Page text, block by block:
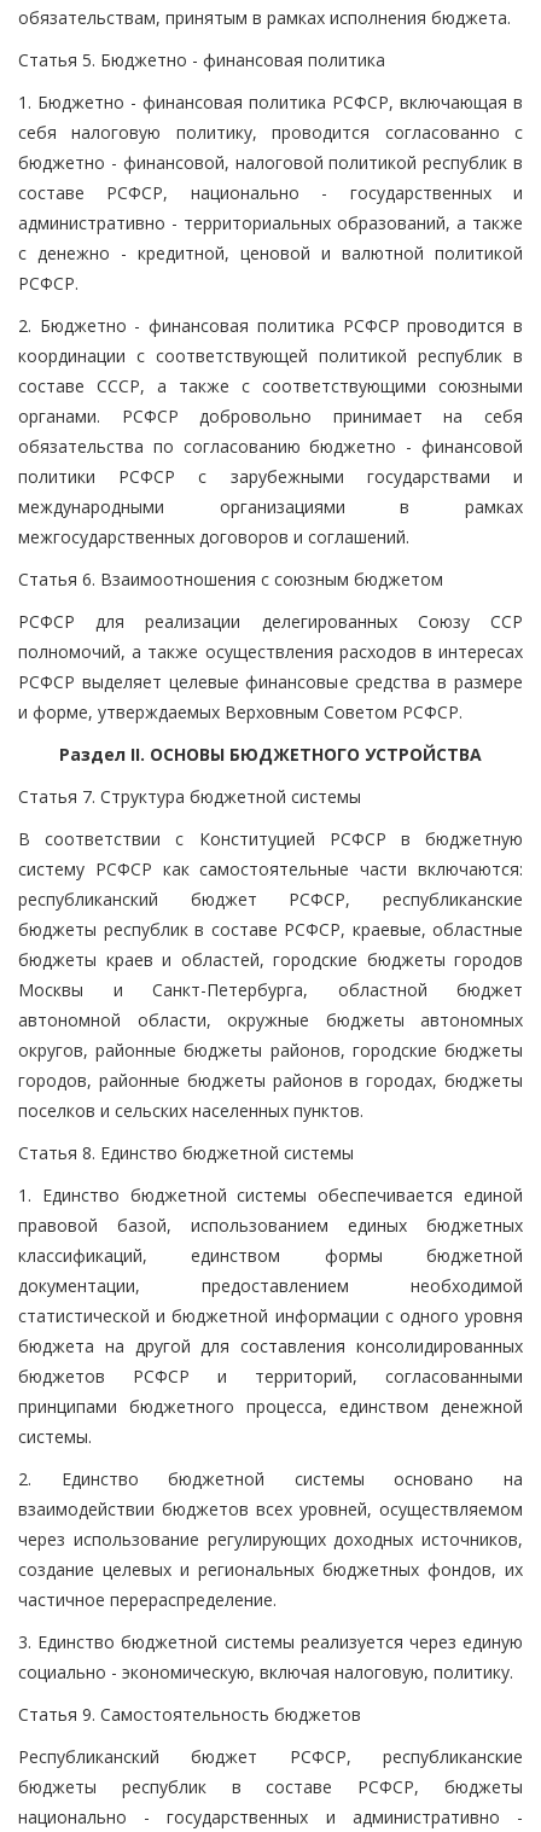
обязательствам, принятым в рамках исполнения бюджета.
Статья 5. Бюджетно - финансовая политика
1. Бюджетно - финансовая политика РСФСР, включающая в
себя налоговую политику, проводится согласованно с
бюджетно - финансовой, налоговой политикой республик в
составе РСФСР, национально - государственных и
административно - территориальных образований, а также
с денежно - кредитной, ценовой и валютной политикой
РСФСР.
2. Бюджетно - финансовая политика РСФСР проводится в
координации с соответствующей политикой республик в
составе СССР, а также с соответствующими союзными
органами. РСФСР добровольно принимает на себя
обязательства по согласованию бюджетно - финансовой
политики РСФСР с зарубежными государствами и
международными организациями в рамках
межгосударственных договоров и соглашений.
Статья 6. Взаимоотношения с союзным бюджетом
РСФСР для реализации делегированных Союзу ССР
полномочий, а также осуществления расходов в интересах
РСФСР выделяет целевые финансовые средства в размере
и форме, утверждаемых Верховным Советом РСФСР.
Раздел II. ОСНОВЫ БЮДЖЕТНОГО УСТРОЙСТВА
Статья 7. Структура бюджетной системы
В соответствии с Конституцией РСФСР в бюджетную
систему РСФСР как самостоятельные части включаются:
республиканский бюджет РСФСР, республиканские
бюджеты республик в составе РСФСР, краевые, областные
бюджеты краев и областей, городские бюджеты городов
Москвы и Санкт-Петербурга, областной бюджет
автономной области, окружные бюджеты автономных
округов, районные бюджеты районов, городские бюджеты
городов, районные бюджеты районов в городах, бюджеты
поселков и сельских населенных пунктов.
Статья 8. Единство бюджетной системы
1. Единство бюджетной системы обеспечивается единой
правовой базой, использованием единых бюджетных
классификаций, единством формы бюджетной
документации, предоставлением необходимой
статистической и бюджетной информации с одного уровня
бюджета на другой для составления консолидированных
бюджетов РСФСР и территорий, согласованными
принципами бюджетного процесса, единством денежной
системы.
2. Единство бюджетной системы основано на
взаимодействии бюджетов всех уровней, осуществляемом
через использование регулирующих доходных источников,
создание целевых и региональных бюджетных фондов, их
частичное перераспределение.
3. Единство бюджетной системы реализуется через единую
социально - экономическую, включая налоговую, политику.
Статья 9. Самостоятельность бюджетов
Республиканский бюджет РСФСР, республиканские
бюджеты республик в составе РСФСР, бюджеты
национально - государственных и административно -